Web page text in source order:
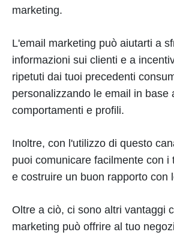
marketing.
L'email marketing può aiutarti a
informazioni sui clienti e a
ripetuti dai tuoi precedenti
personalizzando le email in base
comportamenti e profili.
Inoltre, con l'utilizzo di questo
puoi comunicare facilmente con i
e costruire un buon rapporto con
Oltre a ciò, ci sono altri vantaggi
marketing può offrire al tuo